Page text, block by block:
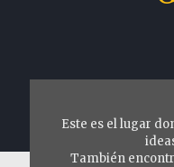
Este es el lugar
También